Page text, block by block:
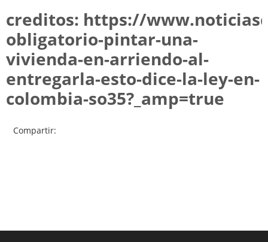
creditos: https://
obligatorio-pintar-una-
vivienda-en-arriendo-al-
entregarla-esto-dice-la-ley-en-
colombia-so35?_amp=true
Compartir: